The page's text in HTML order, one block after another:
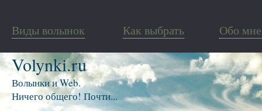
Виды волынок Как выбрать Обо мне
Volynki.ru
Волынки и Web.
Ничего общего! Почти...